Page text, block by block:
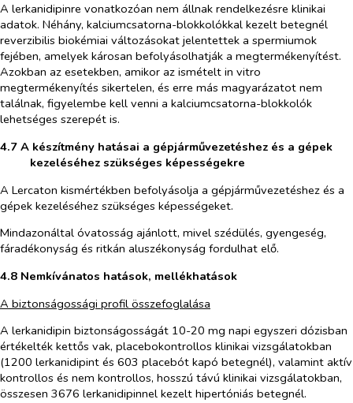
A lerkanidipinre vonatkozóan nem állnak rendelkezésre klinikai
adatok. Néhány, kalciumcsatorna-blokkolókkal kezelt betegnél
reverzibilis biokémiai változásokat jelentettek a spermiumok
fejében, amelyek károsan befolyásolhatják a megtermékenyítést.
Azokban az esetekben, amikor az ismételt in vitro
megtermékenyítés sikertelen, és erre más magyarázatot nem
találnak, figyelembe kell venni a kalciumcsatorna-blokkolók
lehetséges szerepét is.
4.7 A készítmény hatásai a gépjárművezetéshez és a gépek
kezeléséhez szükséges képességekre
A Lercaton kismértékben befolyásolja a gépjárművezetéshez és a
gépek kezeléséhez szükséges képességeket.
Mindazonáltal óvatosság ajánlott, mivel szédülés, gyengeség,
fáradékonyság és ritkán aluszékonyság fordulhat elő.
4.8 Nemkívánatos hatások, mellékhatások
A biztonságossági profil összefoglalása
A lerkanidipin biztonságosságát 10-20 mg napi egyszeri dózisban
értékelték kettős vak, placebokontrollos klinikai vizsgálatokban
(1200 lerkanidipint és 603 placebót kapó betegnél), valamint aktív
kontrollos és nem kontrollos, hosszú távú klinikai vizsgálatokban,
összesen 3676 lerkanidipinnel kezelt hipertóniás betegnél.